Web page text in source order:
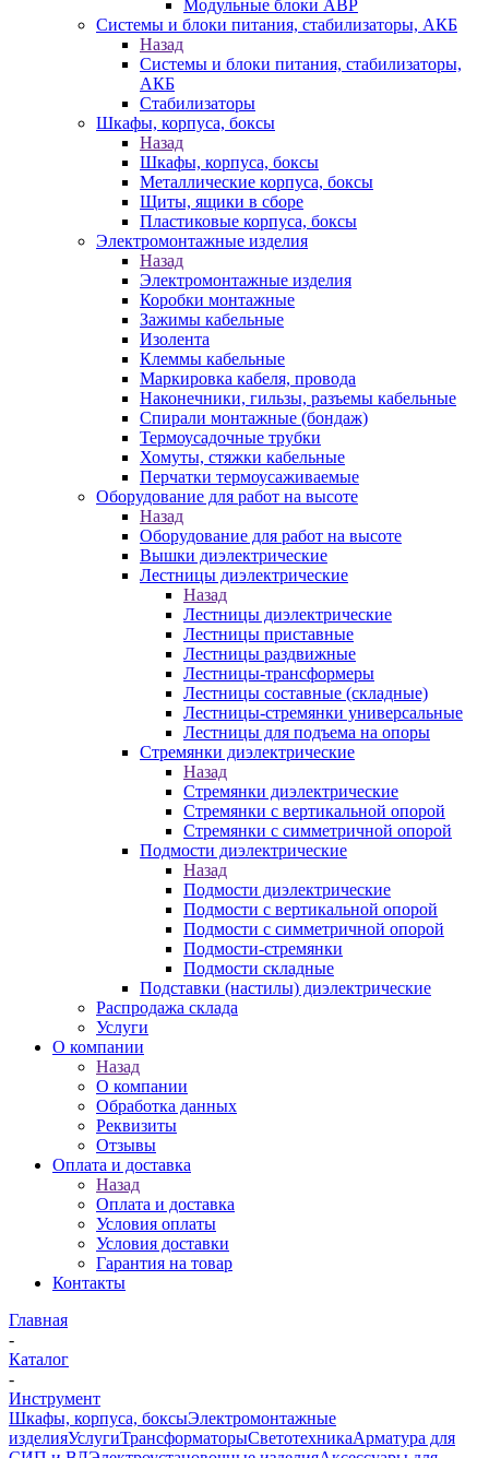
Модульные блоки АВР
Системы и блоки питания, стабилизаторы, АКБ
Назад
Системы и блоки питания, стабилизаторы,
АКБ
Стабилизаторы
Шкафы, корпуса, боксы
Назад
Шкафы, корпуса, боксы
Металлические корпуса, боксы
Щиты, ящики в сборе
Пластиковые корпуса, боксы
Электромонтажные изделия
Назад
Электромонтажные изделия
Коробки монтажные
Зажимы кабельные
Изолента
Клеммы кабельные
Маркировка кабеля, провода
Наконечники, гильзы, разъемы кабельные
Спирали монтажные (бондаж)
Термоусадочные трубки
Хомуты, стяжки кабельные
Перчатки термоусаживаемые
Оборудование для работ на высоте
Назад
Оборудование для работ на высоте
Вышки диэлектрические
Лестницы диэлектрические
Назад
Лестницы диэлектрические
Лестницы приставные
Лестницы раздвижные
Лестницы-трансформеры
Лестницы составные (складные)
Лестницы-стремянки универсальные
Лестницы для подъема на опоры
Стремянки диэлектрические
Назад
Стремянки диэлектрические
Стремянки с вертикальной опорой
Стремянки с симметричной опорой
Подмости диэлектрические
Назад
Подмости диэлектрические
Подмости с вертикальной опорой
Подмости с симметричной опорой
Подмости-стремянки
Подмости складные
Подставки (настилы) диэлектрические
Распродажа склада
Услуги
О компании
Назад
О компании
Обработка данных
Реквизиты
Отзывы
Оплата и доставка
Назад
Оплата и доставка
Условия оплаты
Условия доставки
Гарантия на товар
Контакты
Главная
-
Каталог
-
Инструмент
Шкафы, корпуса, боксыЭлектромонтажные
изделияУслугиТрансформаторыСветотехникаАрматура для